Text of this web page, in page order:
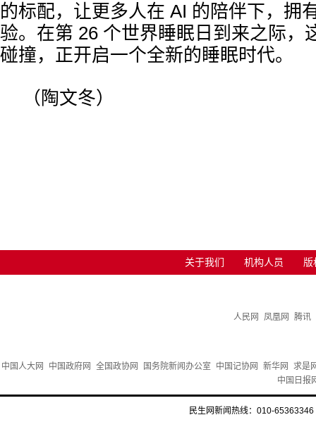
的标配，让更多人在 AI 的陪伴下，拥
验。在第 26 个世界睡眠日到来之际，
碰撞，正开启一个全新的睡眠时代。
（陶文冬）
关于我们 机构人员 版
人民网 凤凰网 腾讯
中国人大网 中国政府网 全国政协网 国务院新闻办公室 中国记协网 新华网
求是
中国日报
民生网新闻热线：010-